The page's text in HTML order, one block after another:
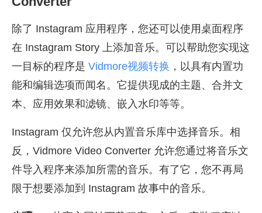
除了 Instagram 应用程序，您还可以使用桌面程序
在 Instagram Story 上添加音乐。可以帮助您实现这
一目标的程序是 Vidmore视频转换 ，以具有内置功
能和编辑选项而闻名。它提供现成的主题、合并文
本、应用效果和滤镜、嵌入水印等等。
Instagram 仅允许您从内置音乐库中选择音乐。相
反，Vidmore Video Converter 允许您通过将音乐文
件导入程序来添加所需的音乐。有了它，您不再局
限于想要添加到 Instagram 故事中的音乐。